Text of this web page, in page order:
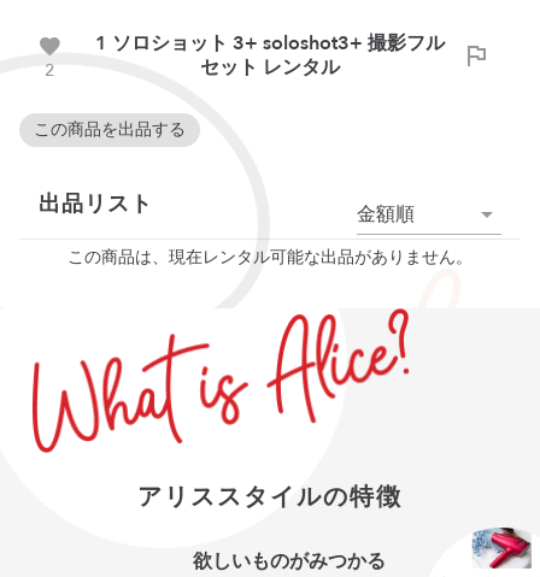
2
1 ソロショット 3+ soloshot3+ 撮影フル
セット レンタル
この商品を出品する
出品リスト 金額順
この商品は、現在レンタル可能な出品がありません。
アリススタイルの特徴
欲しいものがみつかる